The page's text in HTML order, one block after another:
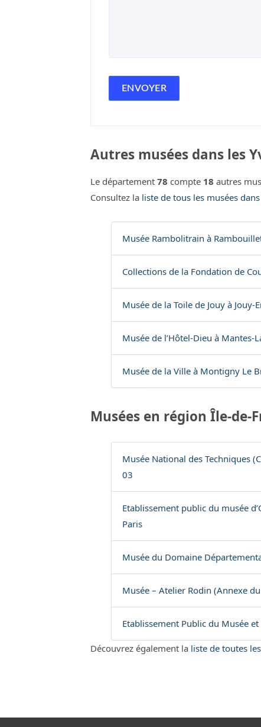
Autres musées dans les
Le département 78 compte 18 autres
Consultez la liste de tous les musées
Musée Rambolitrain à
Collections de la Fondation de
Musée de la Toile de Jouy à Jouy-
Musée de l’Hôtel-Dieu à Mantes-
Musée de la Ville à Montigny Le
Musées en région Île-de-
Musée National des Techniques
03
Etablissement public du musée
Paris
Musée du Domaine
Musée – Atelier Rodin (Annexe
Etablissement Public du Musée
Découvrez également la liste de toutes